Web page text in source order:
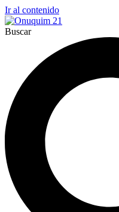
Ir al contenido
Buscar